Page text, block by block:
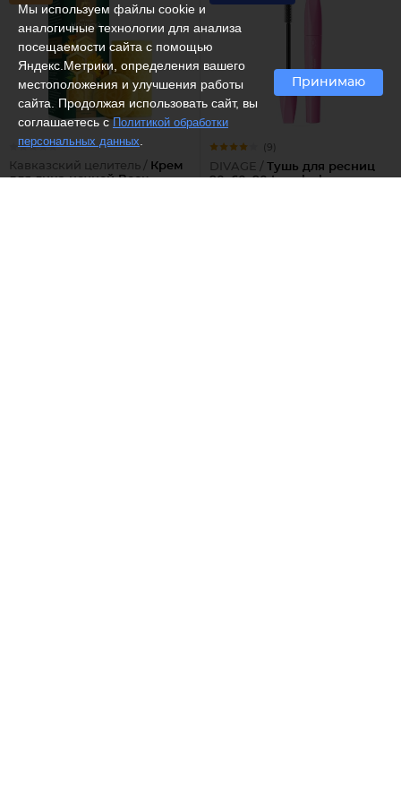
Кавказский целитель / Крем
для лица ночной Воск
(9)
DIVAGE / Тушь для ресниц
90x60x90 Longlashes
Мы используем файлы cookie и
аналогичные технологии для анализа
посещаемости сайта с помощью
Яндекс.Метрики, определения вашего
местоположения и улучшения работы
сайта. Продолжая использовать сайт, вы
соглашаетесь сПолитикой обработки
персональных данных
Принимаю